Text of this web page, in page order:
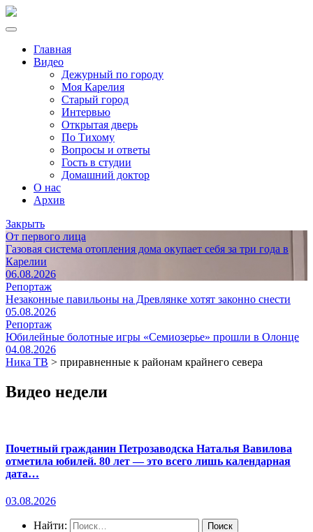
Главная
Видео
Дежурный по городу
Моя Карелия
Старый город
Интервью
Открытая дверь
По Тихому
Вопросы и ответы
Гость в студии
Домашний доктор
О нас
Архив
Закрыть
От первого лица
Газовая система отопления дома окупает себя за три года в
Карелии
06.08.2026
Репортаж
Незаконные павильоны на Древлянке хотят законно снести
05.08.2026
Репортаж
Юбилейные болотные игры «Семиозерье» прошли в Олонце
04.08.2026
Ника ТВ > приравненные к районам крайнего севера
Видео недели
Почетный гражданин Петрозаводска Наталья Вавилова
отметила юбилей. 80 лет — это всего лишь календарная
дата…
03.08.2026
Найти: